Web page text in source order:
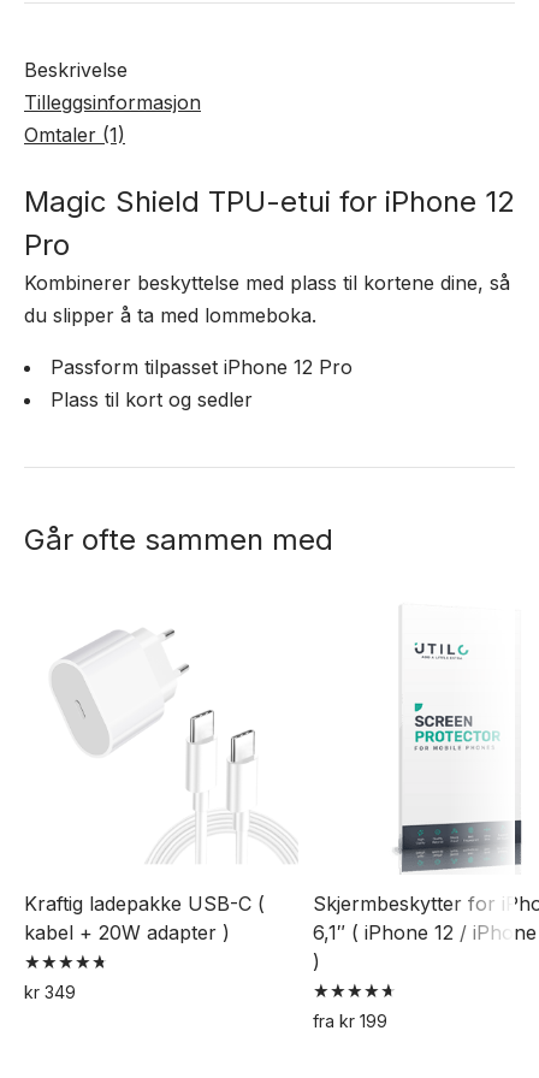
Beskrivelse
Tilleggsinformasjon
Omtaler (1)
Magic Shield TPU-etui for iPhone 12
Pro
Kombinerer beskyttelse med plass til kortene dine, så
du slipper å ta med lommeboka.
Passform tilpasset iPhone 12 Pro
Plass til kort og sedler
Går ofte sammen med
Kraftig ladepakke USB-C (
kabel + 20W adapter )
Vurdert
4.79
kr 349
Skjermbeskytter for
6,1″ ( iPhone 12 /
)
Vurdert
4.70
fra kr199